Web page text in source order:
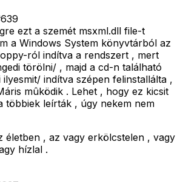
639
ezt a szemét msxml.dll file-t
a Windows System könyvtárból az
ról indítva a rendszert , mert
törölni/ , majd a cd-n található
indítva szépen felinstallálta ,
mûködik . Lehet , hogy ez kicsit
többiek leírták , úgy nekem nem
életben , az vagy erkölcstelen , vagy
hízlal .